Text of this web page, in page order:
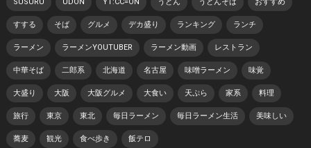
すする そば グルメ デカ盛り ランキング ランチ
ラーメン ラーメンYOUTUBER ラーメン動画 レストラン
中華そば 二郎系 北海道 名古屋 味噌ラーメン 味覚
大盛り 大阪 大阪グルメ 大食い 天ぷら 家系 料理
旅行 東京 東北 毎日ラーメン 毎日ラーメン生活 美味しい
蕎麦 観光 食べ歩き 飯テロ